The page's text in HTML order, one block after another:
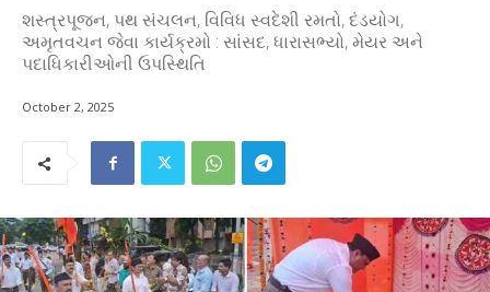
શસ્ત્રપૂજન, પથ સંચલન, વિવિધ સ્વદેશી રમતો, દંડયોગ,
અમૃતવચન જેવા કાર્યક્રમો : સાંસદ, ધારાસભ્યો, મેયર અને
પદાધિકારીઓની ઉપસ્થિતિ
October 2, 2025